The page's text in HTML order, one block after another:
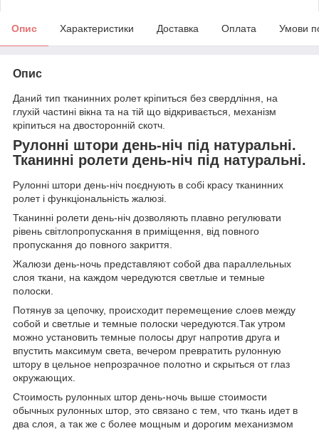
Опис Характеристики Доставка Оплата Умови
Опис
Даний тип тканинних ролет кріпиться без свердління, на
глухій частині вікна та на тій що відкривається, механізм
кріпиться на двосторонній скотч.
Рулонні штори день-ніч під натуральні.
Тканинні ролети день-ніч під натуральні.
Рулонні штори день-ніч поєднують в собі красу тканинних
ролет і функціональність жалюзі.
Тканинні ролети день-ніч дозволяють плавно регулювати
рівень світлопропускання в приміщення, від повного
пропускання до повного закриття.
Жалюзи день-ночь представляют собой два параллельных
слоя ткани, на каждом чередуются светлые и темные
полоски.
Потянув за цепочку, происходит перемещение слоев между
собой и светлые и темные полоски чередуются.Так утром
можно установить темные полосы друг напротив друга и
впустить максимум света, вечером превратить рулонную
штору в цельное непрозрачное полотно и скрыться от глаз
окружающих.
Стоимость рулонных штор день-ночь выше стоимости
обычных рулонных штор, это связано с тем, что ткань идет в
два слоя, а так же с более мощным и дорогим механизмом